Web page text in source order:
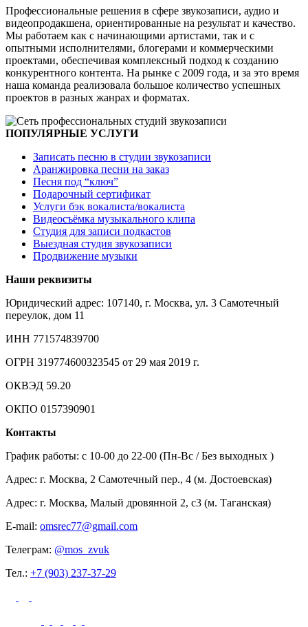
Профессиональные решения в сфере звукозаписи, аудио и
видеопродакшена, ориентированные на результат и качество.
Мы работаем как с начинающими артистами, так и с
опытными исполнителями, блогерами и коммерческими
проектами, обеспечивая комплексный подход к созданию
конкурентного контента. На рынке с 2009 года, и за это время
наша команда реализовала большое количество успешных
проектов в разных жанрах и форматах.
ПОПУЛЯРНЫЕ УСЛУГИ
Записать песню в студии звукозаписи
Аранжировка песни на заказ
Песня под “ключ”
Подарочный сертификат
Услуги бэк вокалиста/вокалиста
Видеосъёмка музыкального клипа
Студия для записи подкастов
Выездная студия звукозаписи
Продвижение музыки
Наши реквизиты
Юридический адрес: 107140, г. Москва, ул. 3 Самотечный
переулок, дом 11
ИНН 771574839700
ОГРН 319774600323545 от 29 мая 2019 г.
ОКВЭД 59.20
ОКПО 0157390901
Контакты
График работы: c 10-00 до 22-00 (Пн-Вс / Без выходных )
Адрес: г. Москва, 2 Самотечный пер., 4 (м. Достоевская)
Адрес: г. Москва, Малый дровянной 2, с3 (м. Таганская)
E-mail: omsrec77@gmail.com
Телеграм: @mos_zvuk
Тел.: +7 (903) 237-37-29